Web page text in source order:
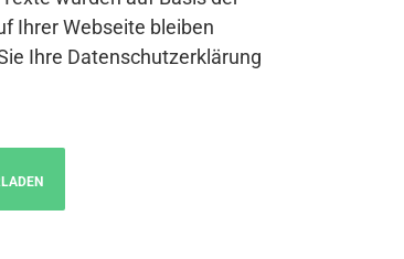
Ihrer Webseite bleiben
Ihre Datenschutzerklärung